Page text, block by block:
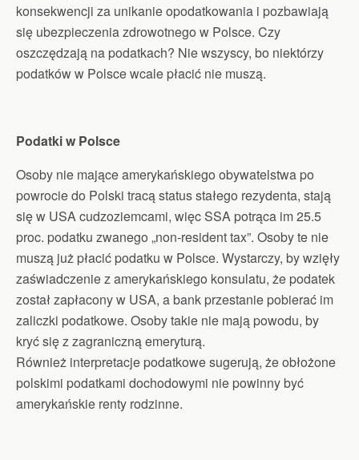
konsekwencji za unikanie opodatkowania i pozbawiają
się ubezpieczenia zdrowotnego w Polsce. Czy
oszczędzają na podatkach? Nie wszyscy, bo niektórzy
podatków w Polsce wcale płacić nie muszą.
Podatki w Polsce
Osoby nie mające amerykańskiego obywatelstwa po
powrocie do Polski tracą status stałego rezydenta, stają
się w USA cudzoziemcami, więc SSA potrąca im 25.5
proc. podatku zwanego „non-resident tax”. Osoby te nie
muszą już płacić podatku w Polsce. Wystarczy, by wzięły
zaświadczenie z amerykańskiego konsulatu, że podatek
został zapłacony w USA, a bank przestanie pobierać im
zaliczki podatkowe. Osoby takie nie mają powodu, by
kryć się z zagraniczną emeryturą.
Również interpretacje podatkowe sugerują, że obłożone
polskimi podatkami dochodowymi nie powinny być
amerykańskie renty rodzinne.